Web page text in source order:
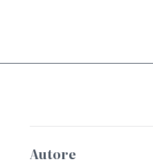
Autore